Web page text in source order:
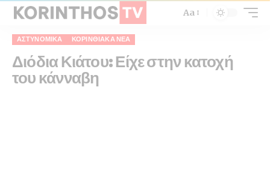
Aa
ΑΣΤΥΝΟΜΙΚΆ ΚΟΡΙΝΘΙΑΚΆ ΝΈΑ
Διόδια Κιάτου: Είχε στην κατοχή
του κάνναβη